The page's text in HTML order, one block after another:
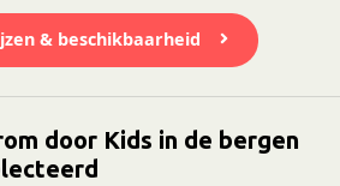
ontbreken op jouw vakantie. Zo
zwembad, kidsclub en heerlijk
genoeg! Lees hieronder
review en tips voor in de
& beschikbaarheid
door Kids in de bergen